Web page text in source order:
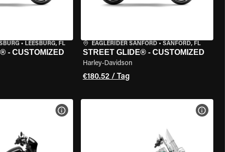
• LEESBURG, FL
- CUSTOMIZED
EAGLERIDER SANFORD• SANFORD, FL
STREET GLIDE® - CUSTOMIZED
Harley-Davidson
€180.52 / Tag
MOTORRAD-DETAILS ANZEIGEN